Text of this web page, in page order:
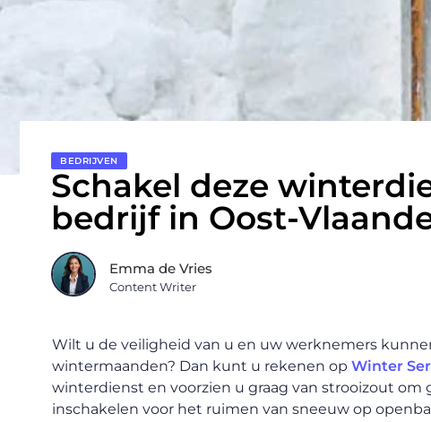
BEDRIJVEN
Schakel deze
bedrijf in Oost-
Emma de Vries
Content Writer
Wilt u de veiligheid van u en uw werknemers
wintermaanden? Dan kunt u rekenen op Winter
winterdienst en voorzien u graag van strooizout
inschakelen voor het ruimen van sneeuw op